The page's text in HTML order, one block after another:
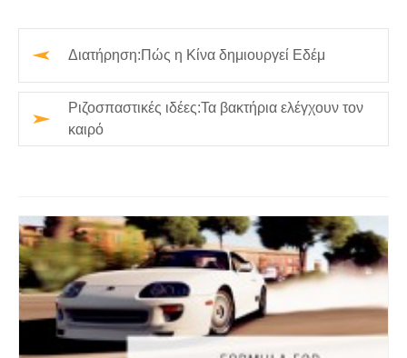
Διατήρηση:Πώς η Κίνα δημιουργεί Εδέμ
Ριζοσπαστικές ιδέες:Τα βακτήρια ελέγχουν τον
καιρό